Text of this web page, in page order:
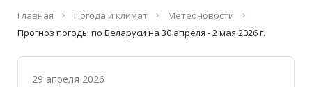
Главная Погода и климат
Метеоновости
Прогноз погоды по Беларуси на 30 апреля - 2 мая 2026 г.
29 апреля 2026